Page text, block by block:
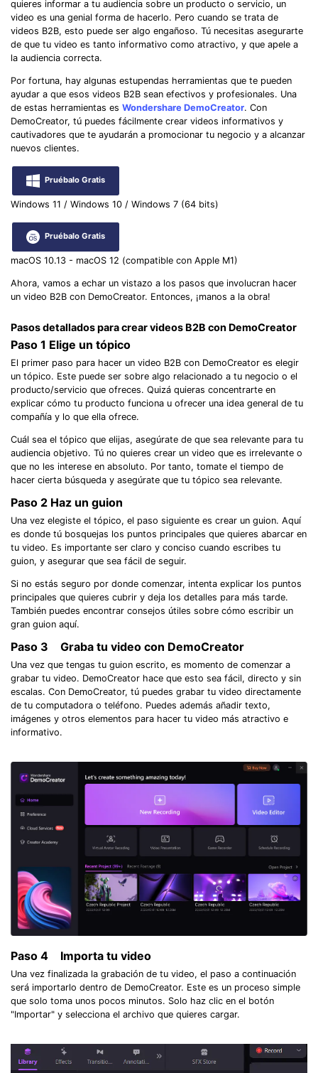
quieres informar a tu audiencia sobre un producto o servicio, un
video es una genial forma de hacerlo. Pero cuando se trata de
videos B2B, esto puede ser algo engañoso. Tú necesitas asegurarte
de que tu video es tanto informativo como atractivo, y que apele a
la audiencia correcta.
Por fortuna, hay algunas estupendas herramientas que te pueden
ayudar a que esos videos B2B sean efectivos y profesionales. Una
de estas herramientas es Wondershare DemoCreator. Con
DemoCreator, tú puedes fácilmente crear videos informativos y
cautivadores que te ayudarán a promocionar tu negocio y a alcanzar
nuevos clientes.
Pruébalo Gratis
Windows 11 / Windows 10 / Windows 7 (64 bits)
Pruébalo Gratis
macOS 10.13 - macOS 12 (compatible con Apple M1)
Ahora, vamos a echar un vistazo a los pasos que involucran hacer
un video B2B con DemoCreator. Entonces, ¡manos a la obra!
Pasos detallados para crear videos B2B con DemoCreator
Paso 1 Elige un tópico
El primer paso para hacer un video B2B con DemoCreator es elegir
un tópico. Este puede ser sobre algo relacionado a tu negocio o el
producto/servicio que ofreces. Quizá quieras concentrarte en
explicar cómo tu producto funciona u ofrecer una idea general de tu
compañía y lo que ella ofrece.
Cuál sea el tópico que elijas, asegúrate de que sea relevante para tu
audiencia objetivo. Tú no quieres crear un video que es irrelevante o
que no les interese en absoluto. Por tanto, tomate el tiempo de
hacer cierta búsqueda y asegúrate que tu tópico sea relevante.
Paso 2 Haz un guion
Una vez elegiste el tópico, el paso siguiente es crear un guion. Aquí
es donde tú bosquejas los puntos principales que quieres abarcar en
tu video. Es importante ser claro y conciso cuando escribes tu
guion, y asegurar que sea fácil de seguir.
Si no estás seguro por donde comenzar, intenta explicar los puntos
principales que quieres cubrir y deja los detalles para más tarde.
También puedes encontrar consejos útiles sobre cómo escribir un
gran guion aquí.
Paso 3 Graba tu video con DemoCreator
Una vez que tengas tu guion escrito, es momento de comenzar a
grabar tu video. DemoCreator hace que esto sea fácil, directo y sin
escalas. Con DemoCreator, tú puedes grabar tu video directamente
de tu computadora o teléfono. Puedes además añadir texto,
imágenes y otros elementos para hacer tu video más atractivo e
informativo.
Paso 4 Importa tu video
Una vez finalizada la grabación de tu video, el paso a continuación
será importarlo dentro de DemoCreator. Este es un proceso simple
que solo toma unos pocos minutos. Solo haz clic en el botón
"Importar" y selecciona el archivo que quieres cargar.